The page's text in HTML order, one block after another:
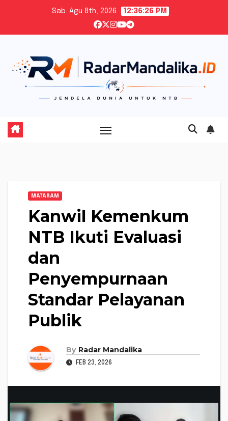
content
Sab. Agu 8th, 2026 12:36:27 PM
MATARAM
Kanwil Kemenkum
NTB Ikuti Evaluasi
dan
Penyempurnaan
Standar Pelayanan
Publik
By Radar Mandalika
FEB 23, 2026